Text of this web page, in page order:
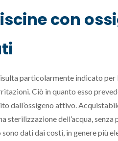
con
particolarmente indicato per
Ciò in quanto esso
dall’ossigeno attivo.
sterilizzazione dell’acqua,
dati dai costi, in genere più